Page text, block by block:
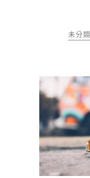
未分類